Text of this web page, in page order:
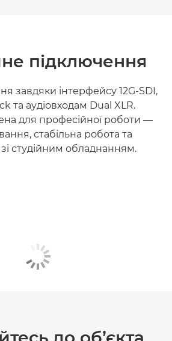
підключення
завдяки інтерфейсу 12G-SDI,
та аудіовходам Dual XLR.
для професійної роботи —
стабільна робота та
зі студійним обладнанням.